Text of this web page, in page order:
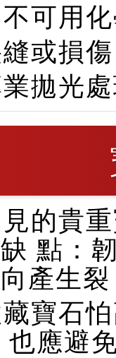
可用
或損
拋光
的貴
點：
產生
寶石
應避